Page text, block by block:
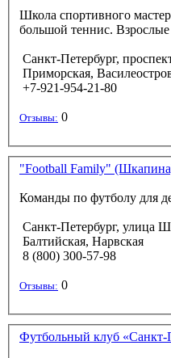
Школа спортивного
большой теннис.
Санкт-Петербург,
Приморская,
+7-921-954-21-80
Отзывы: 0
"Football Family"
Команды по футболу для
Санкт-Петербург, улица
Балтийская, Нарвская
8 (800) 300-57-98
Отзывы: 0
Футбольный клуб